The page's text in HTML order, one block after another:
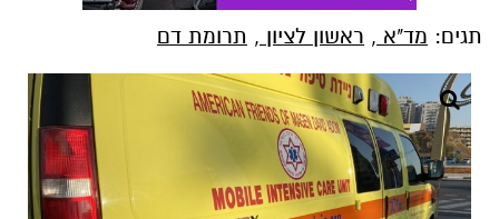
תגים: מד"א , ראשון לציון , תרומת דם